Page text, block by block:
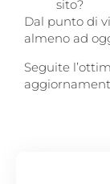
sito?
Dal punto di
almeno ad
Seguite